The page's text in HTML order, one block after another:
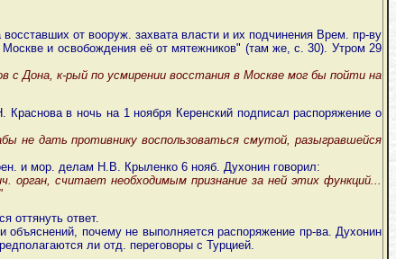
восставших от вооруж. захвата власти и их подчинения Врем. пр-ву
и освобождения её от мятежников" (там же, с. 30). Утром 29
с Дона, к-рый по усмирении восстания в Москве мог бы пойти на
в ночь на 1 ноября Керенский подписал распоряжение о
не дать противнику воспользоваться смутой, разыгравшейся
и мор. делам Н.В. Крыленко 6 нояб. Духонин говорил:
считает необходимым признание за ней этих функций...
оттянуть ответ.
почему не выполняется распоряжение пр-ва. Духонин
ли отд. переговоры с Турцией.